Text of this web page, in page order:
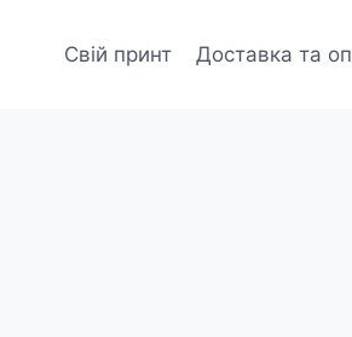
Свій принт Доставка та